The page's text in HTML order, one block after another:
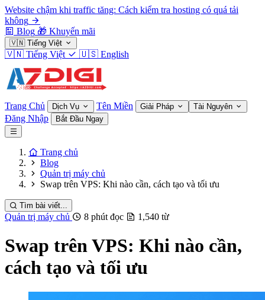
Website chậm khi traffic tăng: Cách kiểm tra hosting có quá tải
không
Blog 🎁 Khuyến mãi
🇻🇳 Tiếng Việt
🇻🇳 Tiếng Việt 🇺🇸 English
Trang Chủ Dịch Vụ Tên Miền Giải Pháp Tài Nguyên
Đăng Nhập Bắt Đầu Ngay
Trang chủ
Blog
Quản trị máy chủ
Swap trên VPS: Khi nào cần, cách tạo và tối ưu
Tìm bài viết...
Quản trị máy chủ 8 phút đọc 1,540 từ
Swap trên VPS: Khi nào cần,
cách tạo và tối ưu